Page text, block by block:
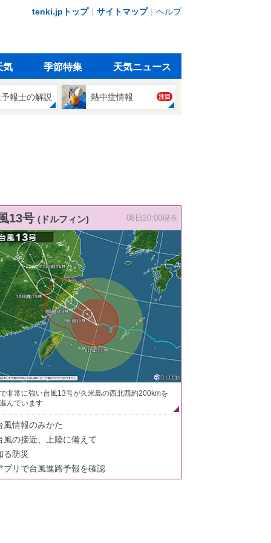
tenki.jpトップ｜ サイトマップ｜ ヘルプ
気 季節特集 天気ニュース
報士の解説 熱中症情報 注目
13号 (ドルフィン) 08日20:00現在
非常に強い台風13号が久米島の西北西約200kmを
んでいます
風情報のみかた
風の接近、上陸に備えて
る防災
プリで台風進路予報を確認